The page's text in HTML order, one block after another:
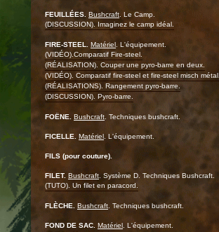
FEUILLÉES. Bushcraft . Le Camp.
(DISCUSSION). Imaginez le camp idéal.
FIRE-STEEL. Matériel . L'équipement.
(VIDÉO).Comparatif Fire-steel.
(RÉALISATION). Couper une pyro-barre en deux.
(VIDÉO). Comparatif fire-steel et fire-steel misch métal.
(RÉALISATIONS). Rangement pyro-barre.
(DISCUSSION). Pyro-barre.
FOËNE. Bushcraft . Techniques bushcraft.
FICELLE. Matériel . L'équipement.
FILS (pour couture).
FILET. Bushcraft . Système D. Techniques Bushcraft.
(TUTO). Un filet en paracord.
FLÈCHE. Bushcraft . Techniques bushcraft.
FOND DE SAC. Matériel . L'équipement.